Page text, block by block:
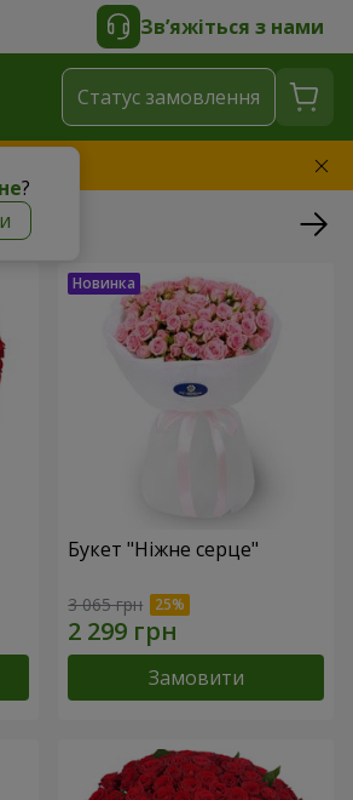
Зв’яжіться з нами
?
Статус замовлення
Букет "Ніжне серце"
3 065 грн
Замовити